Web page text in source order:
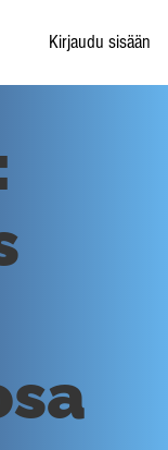
Kirjaudu sisään